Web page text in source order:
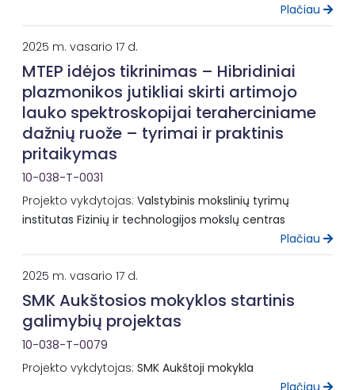
Plačiau
2025 m. vasario 17 d.
MTEP idėjos tikrinimas – Hibridiniai
plazmonikos jutikliai skirti artimojo
lauko spektroskopijai teraherciniame
dažnių ruože – tyrimai ir praktinis
pritaikymas
10-038-T-0031
Projekto vykdytojas: Valstybinis mokslinių tyrimų
institutas Fizinių ir technologijos mokslų centras
Plačiau
2025 m. vasario 17 d.
SMK Aukštosios mokyklos startinis
galimybių projektas
10-038-T-0079
Projekto vykdytojas: SMK Aukštoji mokykla